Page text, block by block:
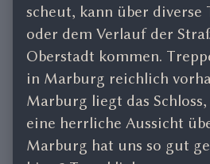
scheut, kann über diverse
oder dem Verlauf der
Oberstadt kommen.
in Marburg reichlich
Marburg liegt das
eine herrliche Aussicht
Marburg hat uns so gut